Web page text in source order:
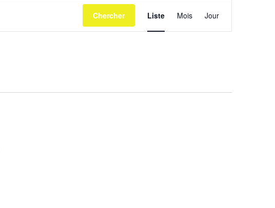
Chercher
de
Liste Mois Jour